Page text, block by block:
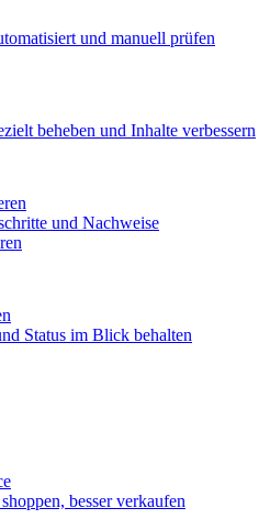
und manuell prüfen
beheben und Inhalte verbessern
und Nachweise
Status im Blick behalten
besser verkaufen